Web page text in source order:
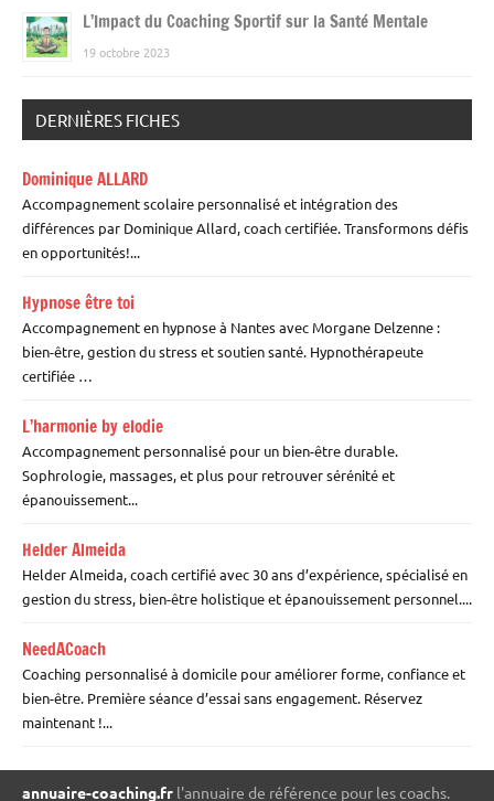
L’Impact du Coaching Sportif sur la Santé Mentale
19 octobre 2023
DERNIÈRES FICHES
Dominique ALLARD
Accompagnement scolaire personnalisé et intégration des
différences par Dominique Allard, coach certifiée. Transformons défis
en opportunités!...
Hypnose être toi
Accompagnement en hypnose à Nantes avec Morgane Delzenne :
bien-être, gestion du stress et soutien santé. Hypnothérapeute
certifiée …
L’harmonie by elodie
Accompagnement personnalisé pour un bien-être durable.
Sophrologie, massages, et plus pour retrouver sérénité et
épanouissement...
Helder Almeida
Helder Almeida, coach certifié avec 30 ans d’expérience, spécialisé en
gestion du stress, bien-être holistique et épanouissement personnel....
NeedACoach
Coaching personnalisé à domicile pour améliorer forme, confiance et
bien-être. Première séance d’essai sans engagement. Réservez
maintenant !...
annuaire-coaching.fr l'annuaire de référence pour les coachs.